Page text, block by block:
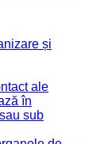
și
ale
în
sub